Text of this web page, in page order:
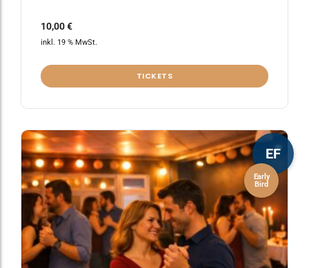
10,00€
inkl. 19 % MwSt.
TICKETS
EF
Early
Bird